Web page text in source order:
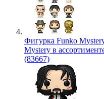
Фигурка Funko
Mystery в
(83667)